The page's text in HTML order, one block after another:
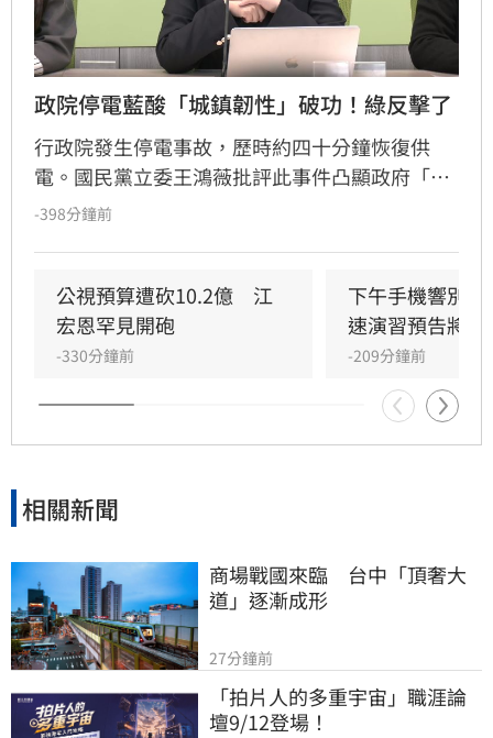
政院停電藍酸「城鎮韌性」破功！綠反擊了
行政院發生停電事故，歷時約四十分鐘恢復供
電。國民黨立委王鴻薇批評此事件凸顯政府「城
鎮韌性」政策存在嚴重漏洞，備援電力未能即時
審查預算時大砍數發部「數位韌性」相關經費，
呼籲若重視韌性，應給予行政院業務費足夠支
持，而非透過砍預算削弱政府提升關鍵基礎設施
-398分鐘前
公視預算遭砍10.2億　江
宏恩罕見開砲
-330分鐘前
下午手機響別
速演習預告將登
-209分鐘前
相關新聞
商場戰國來臨　台中「頂奢大
道」逐漸成形
27分鐘前
「拍片人的多重宇宙」職涯論
壇9/12登場！